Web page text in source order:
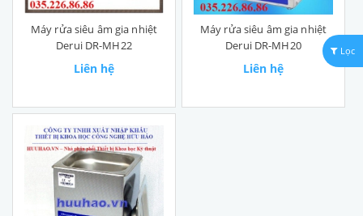
Máy rửa siêu âm gia nhiệt
Derui DR-MH22
Liên hệ
Máy rửa siêu âm gia nhiệt
Derui DR-MH20
Liên hệ
Lọc